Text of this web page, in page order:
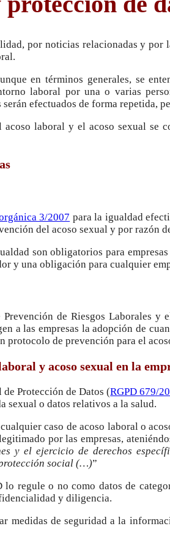
por noticias relacionadas y
en términos generales, se
laboral por una o varias
efectuados de forma repetida,
laboral y el acoso sexual se
3/2007 para la igualdad
del acoso sexual y por razón
son obligatorios para
y una obligación para cualquier
Prevención de Riesgos Laborales y
a las empresas la adopción de
protocolo de prevención para el
y acoso sexual en la
Protección de Datos (RGPD 679/
sexual o datos relativos a la salud.
caso de acoso laboral o
por las empresas,
y el ejercicio de derechos
social (…)”
lo regule o no como datos de
y diligencia.
medidas de seguridad a la